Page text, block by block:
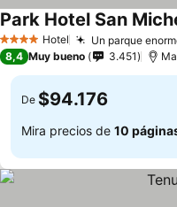
4 EstrellasHotel Un parque
Park Hotel San
8,4 Muy bueno 3.451
De $94.176
Mira precios de 10